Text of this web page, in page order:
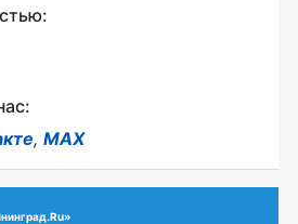
, MAX